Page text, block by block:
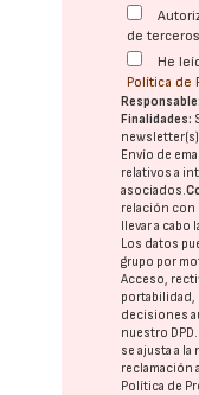
de
He
Política de
Responsable:
Finalidades:
Envío de
relativos a
asociados.
relación con
llevar a cabo
Los datos
grupo por
Acceso,
portabilidad,
decisiones
nuestro DPD
se ajusta a
reclamación
Política de